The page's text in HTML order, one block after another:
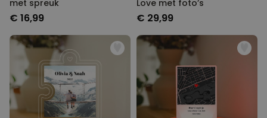
met spreuk
€ 16,99
Love met foto’s
€ 29,99